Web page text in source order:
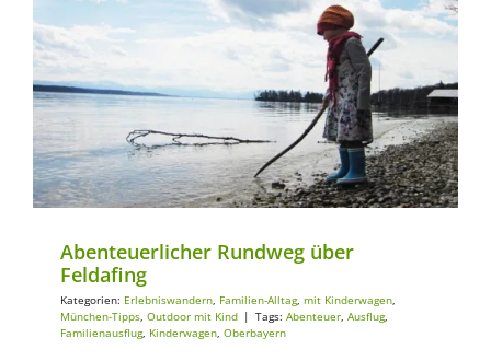
Erlebniswandern Familien-Alltag mit Kinderwagen München-Tipps
Outdoor mit Kind
Abenteuerlicher Rundweg über
Feldafing
Kategorien: Erlebniswandern, Familien-Alltag, mit Kinderwagen,
München-Tipps, Outdoor mit Kind | Tags: Abenteuer, Ausflug,
Familienausflug, Kinderwagen, Oberbayern